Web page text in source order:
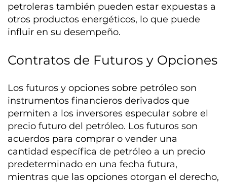
petroleras también pueden estar expuestas a
otros productos energéticos, lo que puede
influir en su desempeño.
Contratos de Futuros y Opciones
Los futuros y opciones sobre petróleo son
instrumentos financieros derivados que
permiten a los inversores especular sobre el
precio futuro del petróleo. Los futuros son
acuerdos para comprar o vender una
cantidad específica de petróleo a un precio
predeterminado en una fecha futura,
mientras que las opciones otorgan el derecho,